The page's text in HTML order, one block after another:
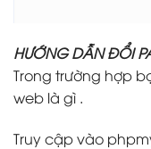
HƯỚNG DẪN ĐỔI
Trong trường hợp
web là gì .
Truy cập vào